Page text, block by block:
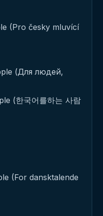
(Pro česky mluvící
(Для людей,
(한국어를하는 사람
(For dansktalende